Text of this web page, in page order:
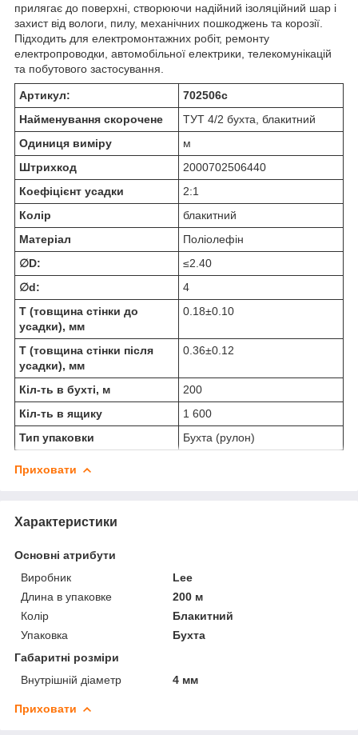
прилягає до поверхні, створюючи надійний ізоляційний шар і
захист від вологи, пилу, механічних пошкоджень та корозії.
Підходить для електромонтажних робіт, ремонту
електропроводки, автомобільної електрики, телекомунікацій
та побутового застосування.
Артикул:
702506с
Найменування скорочене
ТУТ 4/2 бухта, блакитний
Одиниця виміру
м
Штрихкод
2000702506440
Коефіцієнт усадки
2:1
Колір
блакитний
Матеріал
Поліолефін
∅D:
≤2.40
∅d:
4
T (товщина стінки до
усадки), мм
0.18±0.10
T (товщина стінки після
усадки), мм
0.36±0.12
Кіл-ть в бухті, м
200
Кіл-ть в ящику
1 600
Тип упаковки
Бухта (рулон)
Приховати
Характеристики
Основні атрибути
Виробник
Lee
Длина в упаковке
200 м
Колір
Блакитний
Упаковка
Бухта
Габаритні розміри
Внутрішній діаметр
4 мм
Приховати